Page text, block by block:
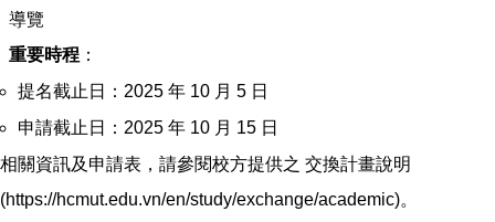
導覽
重要時程 ：
提名截止日：2025 年 10 月 5 日
申請截止日：2025 年 10 月 15 日
相關資訊及申請表，請參閱校方提供之 交換計畫說明
(https://hcmut.edu.vn/en/study/exchange/academic)。